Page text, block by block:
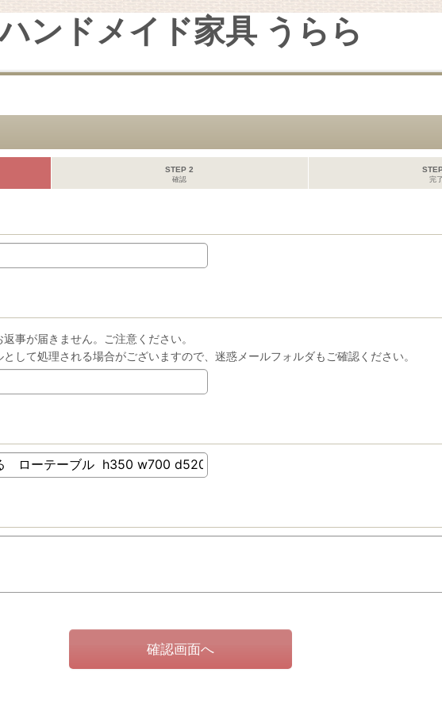
ンドメイド家具 うらら
STEP 2
確認
完了
事が届きません。ご注意ください。
して処理される場合がございますので、迷惑メールフォルダもご確認ください。
確認画面へ